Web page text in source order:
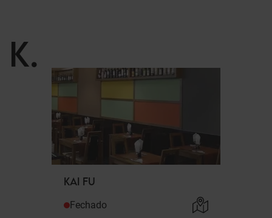
K.
KAI FU
Fechado